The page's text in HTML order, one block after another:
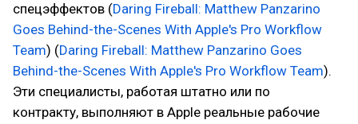
спецэффектов (Daring Fireball: Matthew Panzarino
Goes Behind-the-Scenes With Apple's Pro Workflow
Team) (Daring Fireball: Matthew Panzarino Goes
Behind-the-Scenes With Apple's Pro Workflow Team).
Эти специалисты, работая штатно или по
контракту, выполняют в Apple реальные рабочие